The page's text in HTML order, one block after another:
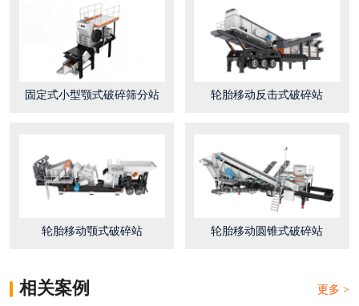
固定式小型颚式破碎筛分站 轮胎移动反击式破碎站
轮胎移动颚式破碎站 轮胎移动圆锥式破碎站
更多 >
相关案例